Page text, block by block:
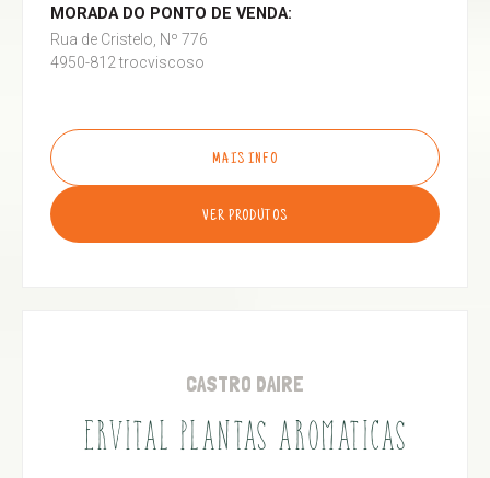
MORADA DO PONTO DE VENDA:
Rua de Cristelo, Nº 776
4950-812 trocviscoso
MAIS INFO
VER PRODUTOS
CASTRO DAIRE
ERVITAL PLANTAS AROMATICAS